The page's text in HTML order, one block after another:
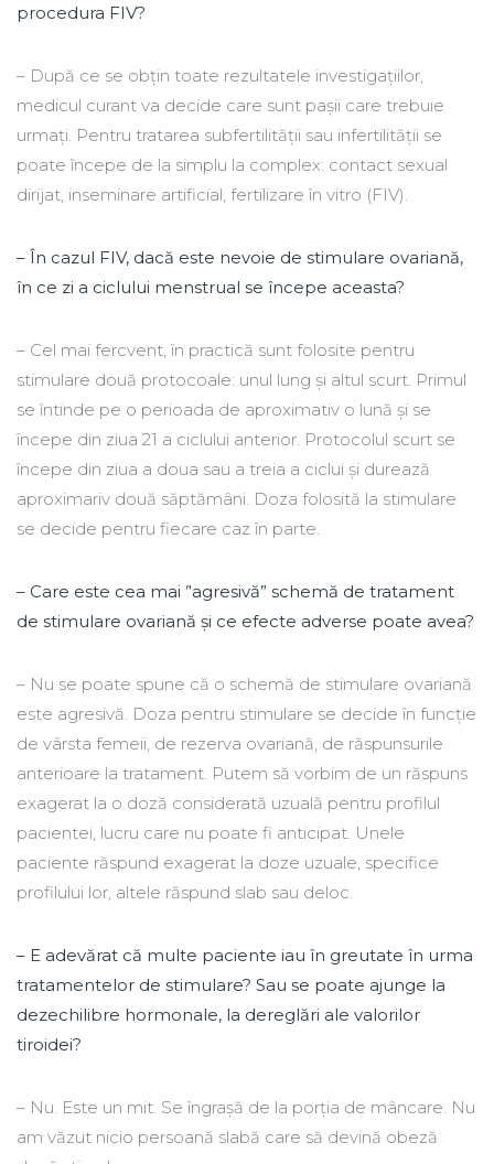
procedura FIV?
– După ce se obţin toate rezultatele investigaţiilor,
medicul curant va decide care sunt paşii care trebuie
urmaţi. Pentru tratarea subfertilității sau infertilităţii se
poate începe de la simplu la complex: contact sexual
dirijat, inseminare artificial, fertilizare în vitro (FIV).
– În cazul FIV, dacă este nevoie de stimulare ovariană,
în ce zi a ciclului menstrual se începe aceasta?
– Cel mai fercvent, în practică sunt folosite pentru
stimulare două protocoale: unul lung şi altul scurt. Primul
se întinde pe o perioada de aproximativ o lună şi se
începe din ziua 21 a ciclului anterior. Protocolul scurt se
începe din ziua a doua sau a treia a ciclui şi durează
aproximariv două săptămâni. Doza folosită la stimulare
se decide pentru fiecare caz în parte.
– Care este cea mai ”agresivă” schemă de tratament
de stimulare ovariană şi ce efecte adverse poate avea?
– Nu se poate spune că o schemă de stimulare ovariană
este agresivă. Doza pentru stimulare se decide în funcţie
de vârsta femeii, de rezerva ovariană, de răspunsurile
anterioare la tratament. Putem să vorbim de un răspuns
exagerat la o doză considerată uzuală pentru profilul
pacientei, lucru care nu poate fi anticipat. Unele
paciente răspund exagerat la doze uzuale, specifice
profilului lor, altele răspund slab sau deloc.
– E adevărat că multe paciente iau în greutate în urma
tratamentelor de stimulare? Sau se poate ajunge la
dezechilibre hormonale, la dereglări ale valorilor
tiroidei?
– Nu. Este un mit. Se îngraşă de la porţia de mâncare. Nu
am văzut nicio persoană slabă care să devină obeză